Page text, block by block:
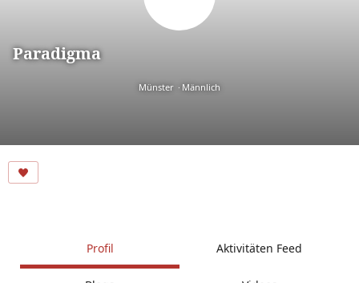
Paradigma
Münster Männlich
Profil Aktivitäten Feed